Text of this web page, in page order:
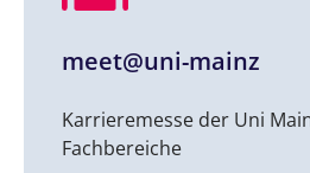
meet@uni-mainz
Karrieremesse der Uni
Fachbereiche